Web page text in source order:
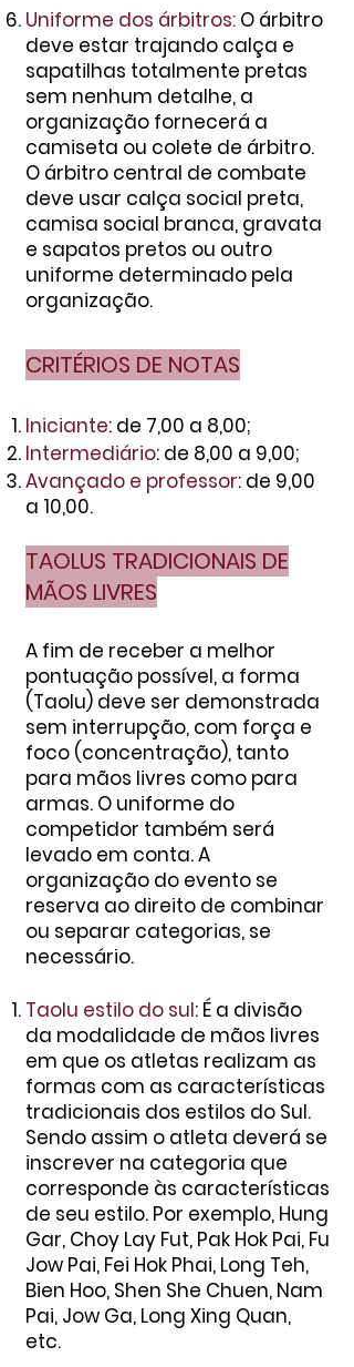
Uniforme dos árbitros: O árbitro
deve estar trajando calça e
sapatilhas totalmente pretas
sem nenhum detalhe, a
organização fornecerá a
camiseta ou colete de árbitro.
O árbitro central de combate
deve usar calça social preta,
camisa social branca, gravata
e sapatos pretos ou outro
uniforme determinado pela
organização.
CRITÉRIOS DE NOTAS
Iniciante: de 7,00 a 8,00;
Intermediário: de 8,00 a 9,00;
Avançado e professor: de 9,00
a 10,00.
TAOLUS TRADICIONAIS DE
MÃOS LIVRES
A fim de receber a melhor
pontuação possível, a forma
(Taolu) deve ser demonstrada
sem interrupção, com força e
foco (concentração), tanto
para mãos livres como para
armas. O uniforme do
competidor também será
levado em conta. A
organização do evento se
reserva ao direito de combinar
ou separar categorias, se
necessário.
Taolu estilo do sul: É a divisão
da modalidade de mãos livres
em que os atletas realizam as
formas com as características
tradicionais dos estilos do Sul.
Sendo assim o atleta deverá se
inscrever na categoria que
corresponde às características
de seu estilo. Por exemplo, Hung
Gar, Choy Lay Fut, Pak Hok Pai, Fu
Jow Pai, Fei Hok Phai, Long Teh,
Bien Hoo, Shen She Chuen, Nam
Pai, Jow Ga, Long Xing Quan,
etc.